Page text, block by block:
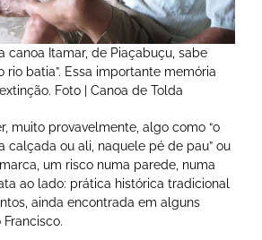
canoa Itamar, de Piaçabuçu, sabe
rio batia”. Essa importante memória
Foto | Canoa de Tolda
muito provavelmente, algo como “o
calçada ou ali, naquele pé de pau” ou
um risco numa parede, numa
ao lado: prática histórica tradicional
ainda encontrada em alguns